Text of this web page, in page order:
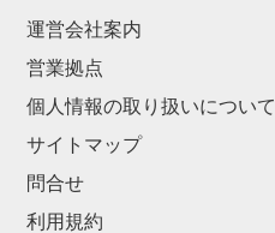
運営会社案内
営業拠点
個人情報の取り扱いについて
サイトマップ
問合せ
利用規約